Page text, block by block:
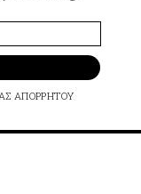
ΑΠΟΡΡΗΤΟΥ